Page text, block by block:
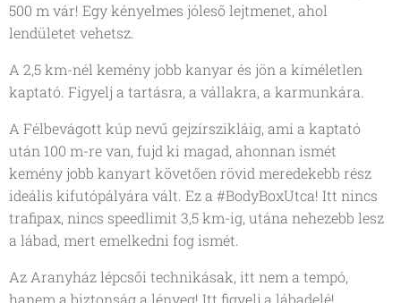
500 m vár! Egy kényelmes jóleső lejtmenet, ahol
lendületet vehetsz.
A 2,5 km-nél kemény jobb kanyar és jön a kíméletlen
kaptató. Figyelj a tartásra, a vállakra, a karmunkára.
A Félbevágott kúp nevű gejzírszikláig, ami a kaptató
után 100 m-re van, fujd ki magad, ahonnan ismét
kemény jobb kanyart követően rövid meredekebb rész
ideális kifutópályára vált. Ez a #BodyBoxUtca! Itt nincs
trafipax, nincs speedlimit 3,5 km-ig, utána nehezebb lesz
a lábad, mert emelkedni fog ismét.
Az Aranyház lépcsői technikásak, itt nem a tempó,
hanem a biztonság a lényeg! Itt figyelj a lábadelé!